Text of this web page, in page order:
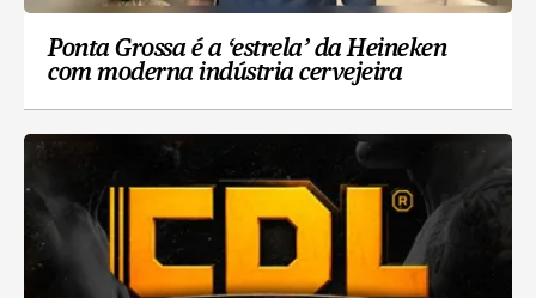
Ponta Grossa é a ‘estrela’ da Heineken
com moderna indústria cervejeira